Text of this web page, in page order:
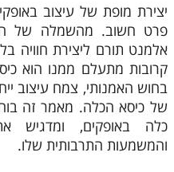
יצירת מופת של עיצוב
פרט חשוב. מהשמלה של
אלמנט תורם ליצירת חוויה
קרובות מתעלם ממנו הוא
בחוש האמנותי, צמח עיצוב
של כיסא הכלה. מאמר זה
כלה באופקים, ומדגיש את
והמשמעות התרבותית שלו.